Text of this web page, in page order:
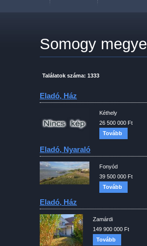
Somogy megye
Találatok száma: 1333
Eladó, Ház
Kéthely
26 500 000 Ft
Tovább
Eladó, Nyaraló
Fonyód
39 500 000 Ft
Tovább
Eladó, Ház
Zamárdi
149 900 000 Ft
Tovább